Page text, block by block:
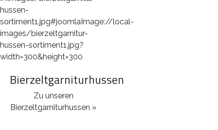
Bierzeltgarniturhussen
Zu unseren
Bierzeltgarniturhussen »